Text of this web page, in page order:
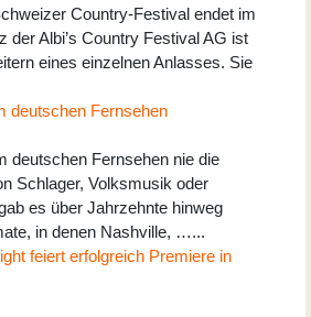
Country-Festival endet im
der Albi’s Country Festival AG ist
eines einzelnen Anlasses. Sie
deutschen Fernsehen
deutschen Fernsehen nie die
Schlager, Volksmusik oder
es über Jahrzehnte hinweg
in denen Nashville, …...
feiert erfolgreich Premiere in